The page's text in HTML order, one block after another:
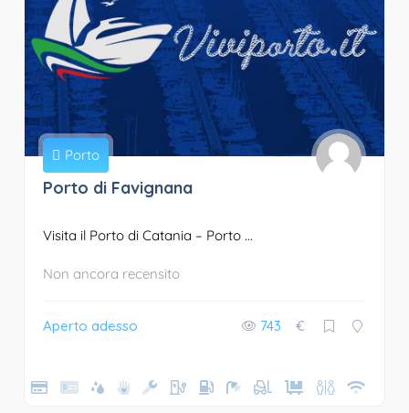
Porto
Porto di Favignana
Visita il Porto di Catania – Porto ...
Non ancora recensito
Aperto adesso 743 €